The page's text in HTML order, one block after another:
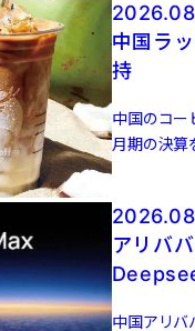
中国ラ
持
中国のコ
月期の決算
[…]
アリバ
中国アリバ